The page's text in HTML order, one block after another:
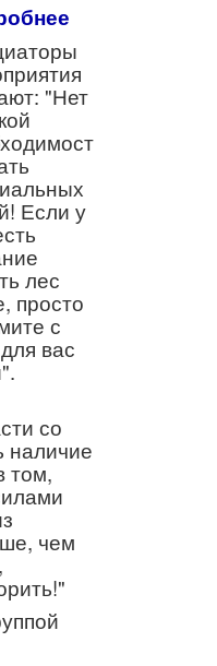
"Нет
Если у
лес
просто
с
вас
со
наличие
том,
чем